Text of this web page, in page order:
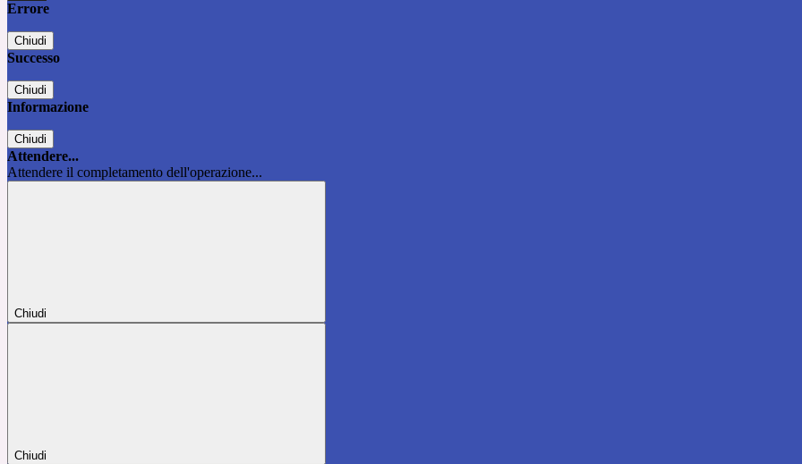
Errore
Chiudi
Successo
Chiudi
Informazione
Chiudi
Attendere...
Attendere il completamento dell'operazione...
Chiudi
Chiudi